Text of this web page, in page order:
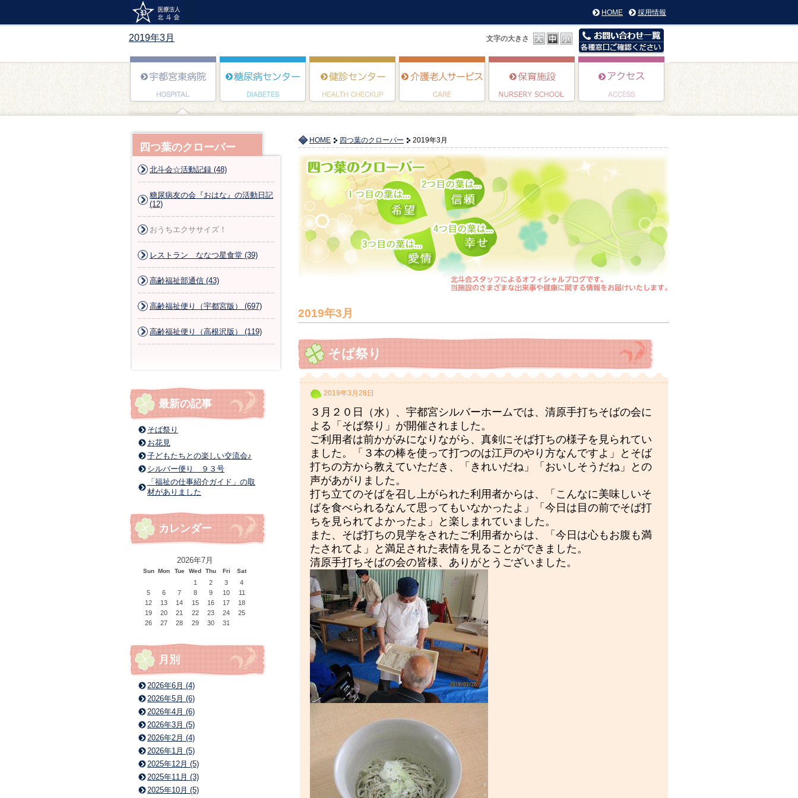
HOME 採用情報
2019年3月 文字の大きさ
HOME 四つ葉のクローバー 2019年3月
2019年3月
そば祭り
2019年3月28日
３月２０日（水）、宇都宮シルバーホームでは、清原手打ちそばの会に
よる「そば祭り」が開催されました。
ご利用者は前かがみになりながら、真剣にそば打ちの様子を見られてい
ました。「３本の棒を使って打つのは江戸のやり方なんですよ」とそば
打ちの方から教えていただき、「きれいだね」「おいしそうだね」との
声があがりました。
打ち立てのそばを召し上がられた利用者からは、「こんなに美味しいそ
ばを食べられるなんて思ってもいなかったよ」「今日は目の前でそば打
ちを見られてよかったよ」と楽しまれていました。
また、そば打ちの見学をされたご利用者からは、「今日は心もお腹も満
たされてよ」と満足された表情を見ることができました。
清原手打ちそばの会の皆様、ありがとうございました。
四つ葉のクローバー
北斗会☆活動記録 (48)
糖尿病友の会『おはな』の活動日記
(12)
おうちエクササイズ！
レストラン ななつ星食堂 (39)
高齢福祉部通信 (43)
高齢福祉便り（宇都宮版） (697)
高齢福祉便り（高根沢版） (119)
最新の記事
そば祭り
お花見
子どもたちとの楽しい交流会♪
シルバー便り ９３号
「福祉の仕事紹介ガイド」の取
材がありました
カレンダー
2026年7月
Sun Mon Tue Wed Thu Fri Sat
1 2 3
4
5
6 7 8 9 10
11
12
13 14 15 16 17
18
19
20 21 22 23 24
25
26
27 28 29 30 31
月別
2026年6月 (4)
2026年5月 (6)
2026年4月 (6)
2026年3月 (5)
2026年2月 (4)
2026年1月 (5)
2025年12月 (5)
2025年11月 (3)
2025年10月 (5)